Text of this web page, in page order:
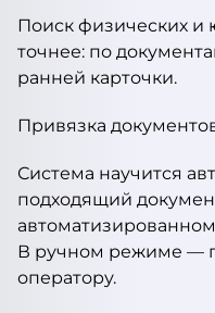
Поиск физических и
точнее: по
ранней карточки.
Привязка
Система научится
подходящий
В ручном режиме —
оператору.